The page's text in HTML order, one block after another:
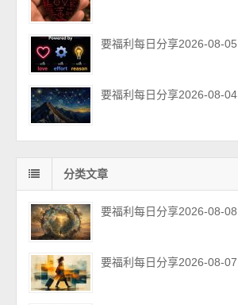
要福利每日分享2026-08-05
要福利每日分享2026-08-04
分类文章
要福利每日分享2026-08-08
要福利每日分享2026-08-07